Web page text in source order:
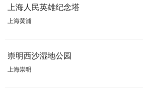
上海人民英雄纪念塔
上海黄浦
崇明西沙湿地公园
上海崇明